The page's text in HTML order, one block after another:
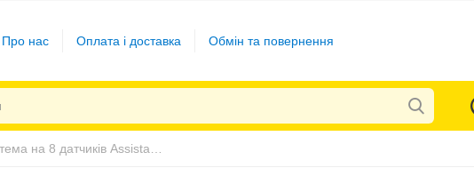
Про нас Оплата і доставка Обмін та повернення